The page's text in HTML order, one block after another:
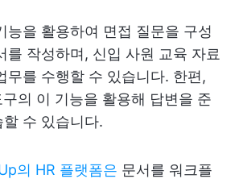
능을 활용하여 면접 질문을 구성
를 작성하며, 신입 사원 교육 자료
무를 수행할 수 있습니다. 한편,
의 이 기능을 활용해 답변을 준
수 있습니다.
의 HR 플랫폼은 문서를 워크플